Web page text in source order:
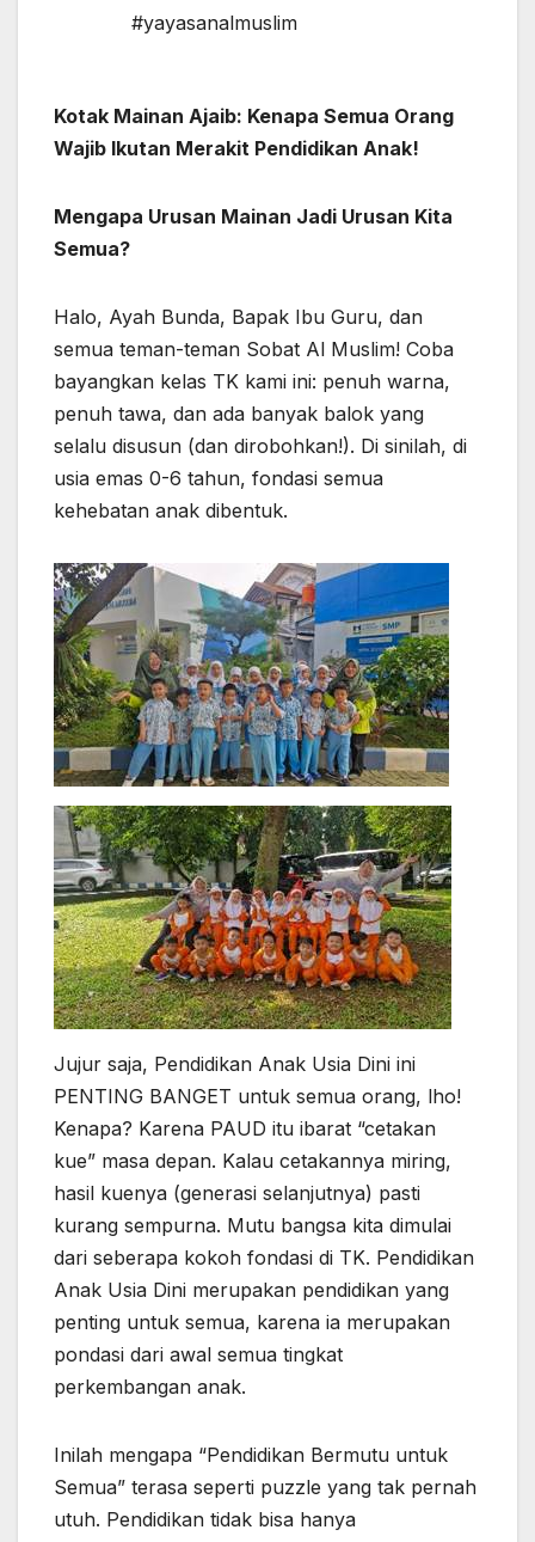
#yayasanalmuslim
Kotak Mainan Ajaib: Kenapa Semua Orang
Wajib Ikutan Merakit Pendidikan Anak!
Mengapa Urusan Mainan Jadi Urusan Kita
Semua?
Halo, Ayah Bunda, Bapak Ibu Guru, dan
semua teman-teman Sobat Al Muslim! Coba
bayangkan kelas TK kami ini: penuh warna,
penuh tawa, dan ada banyak balok yang
selalu disusun (dan dirobohkan!). Di sinilah, di
usia emas 0-6 tahun, fondasi semua
kehebatan anak dibentuk.
Jujur saja, Pendidikan Anak Usia Dini ini
PENTING BANGET untuk semua orang, lho!
Kenapa? Karena PAUD itu ibarat “cetakan
kue” masa depan. Kalau cetakannya miring,
hasil kuenya (generasi selanjutnya) pasti
kurang sempurna. Mutu bangsa kita dimulai
dari seberapa kokoh fondasi di TK. Pendidikan
Anak Usia Dini merupakan pendidikan yang
penting untuk semua, karena ia merupakan
pondasi dari awal semua tingkat
perkembangan anak.
Inilah mengapa “Pendidikan Bermutu untuk
Semua” terasa seperti puzzle yang tak pernah
utuh. Pendidikan tidak bisa hanya